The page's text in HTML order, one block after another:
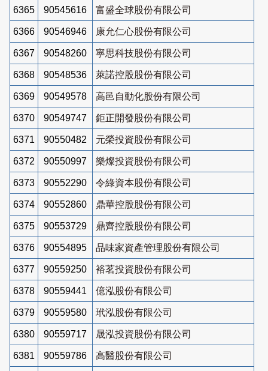
6365 90545616 富盛全球股份有限公司
6366 90546946 康允仁心股份有限公司
6367 90548260 寧思科技股份有限公司
6368 90548536 萊諾控股股份有限公司
6369 90549578 高邑自動化股份有限公司
6370 90549747 鉅正開發股份有限公司
6371 90550482 元榮投資股份有限公司
6372 90550997 樂燦投資股份有限公司
6373 90552290 令綠資本股份有限公司
6374 90552860 鼎華控股股份有限公司
6375 90553729 鼎齊控股股份有限公司
6376 90554895 品味家資產管理股份有限公司
6377 90559250 裕茗投資股份有限公司
6378 90559441 億泓股份有限公司
6379 90559580 玳泓股份有限公司
6380 90559717 晟泓投資股份有限公司
6381 90559786 高醫股份有限公司